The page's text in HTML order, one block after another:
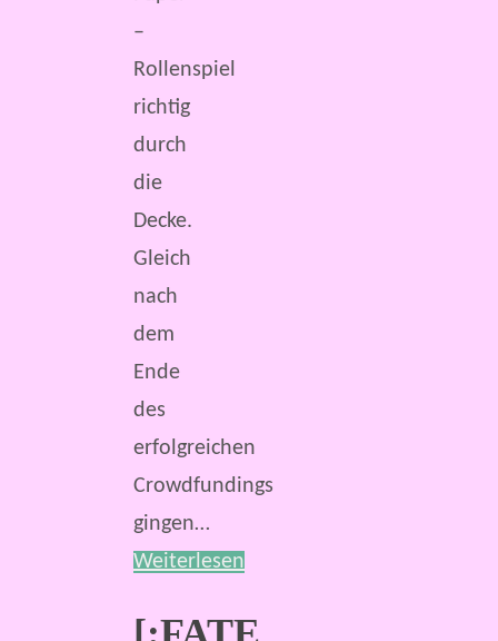
–
Rollenspiel
richtig
durch
die
Decke.
Gleich
nach
dem
Ende
des
erfolgreichen
Crowdfundings
gingen…
Weiterlesen